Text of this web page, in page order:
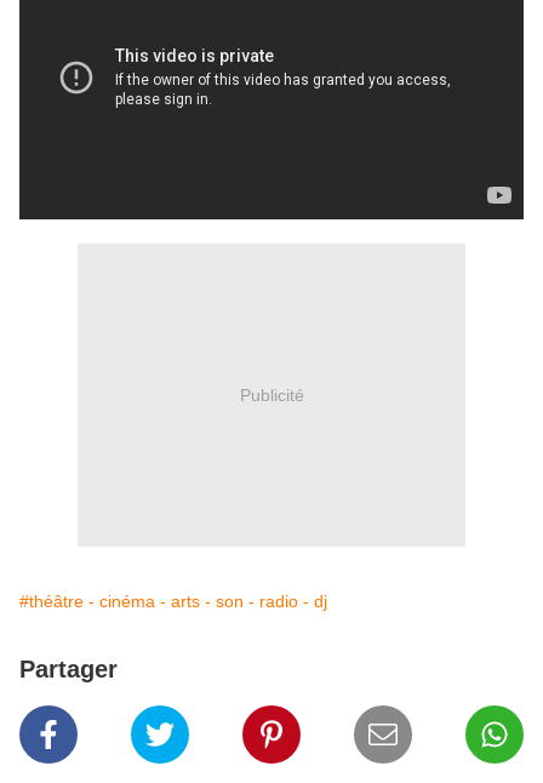
Publicité
#théâtre - cinéma - arts - son - radio - dj
Partager